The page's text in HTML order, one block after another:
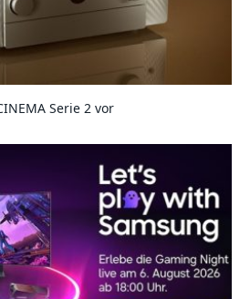
Serie 2 vor